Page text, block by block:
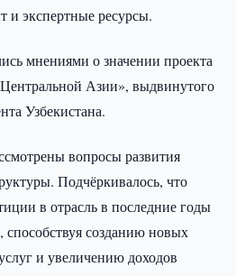
экспертные ресурсы.
мнениями о значении проекта
Азии», выдвинутого
Узбекистана.
вопросы развития
Подчёркивалось, что
в отрасль в последние годы
способствуя созданию новых
и увеличению доходов